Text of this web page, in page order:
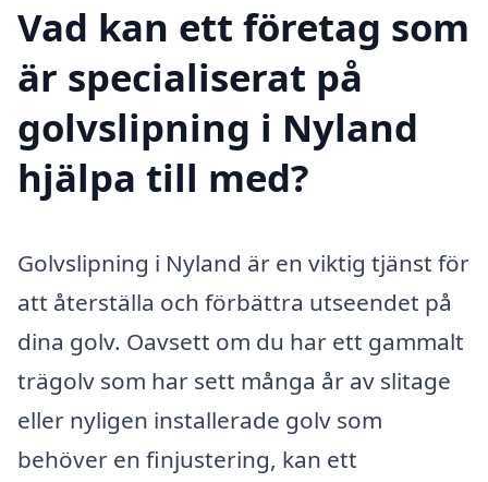
Vad kan ett företag som
är specialiserat på
golvslipning i Nyland
hjälpa till med?
Golvslipning i Nyland är en viktig tjänst för
att återställa och förbättra utseendet på
dina golv. Oavsett om du har ett gammalt
trägolv som har sett många år av slitage
eller nyligen installerade golv som
behöver en finjustering, kan ett